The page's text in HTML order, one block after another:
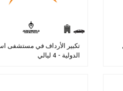
تكبير الأرداف في مستشفى
الدولية - 4 ليالي